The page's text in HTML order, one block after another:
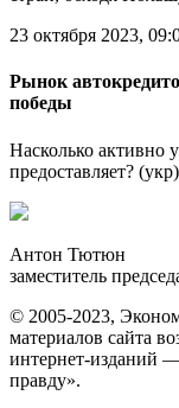
23 октября 2023,
Рынок
победы
Насколько активно
предоставляет? (укр)
Антон Тютюн
заместитель
© 2005-2023,
материалов сайта
интернет-изданий
правду».